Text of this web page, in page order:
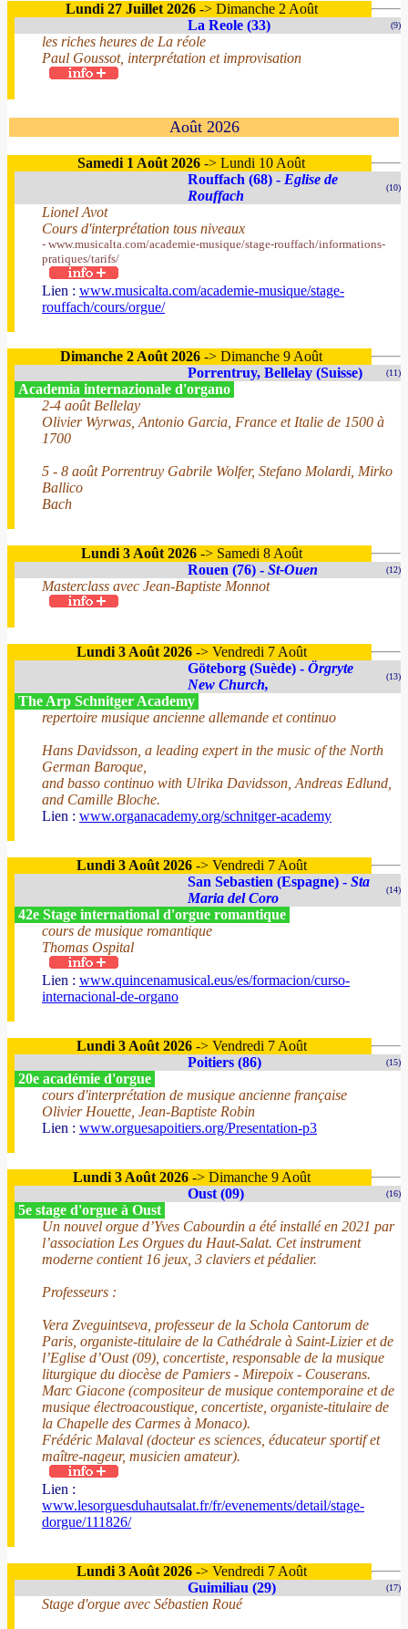
Lundi 27 Juillet 2026-> Dimanche 2 Août
La Reole (33)
(9)
les riches heures de La réole
Paul Goussot, interprétation et improvisation
Août 2026
Samedi 1 Août 2026 -> Lundi 10 Août
Rouffach (68) - Eglise de
Rouffach
(10)
Lionel Avot
Cours d'interprétation tous niveaux
- www.musicalta.com/academie-musique/stage-rouffach/informations-
pratiques/tarifs/
Lien : www.musicalta.com/academie-musique/stage-
rouffach/cours/orgue/
Dimanche 2 Août 2026 -> Dimanche 9 Août
Porrentruy, Bellelay (Suisse)
(11)
Academia internazionale d'organo
2-4 août Bellelay
Olivier Wyrwas, Antonio Garcia, France et Italie de 1500 à
1700
5 - 8 août Porrentruy Gabrile Wolfer, Stefano Molardi, Mirko
Ballico
Bach
Lundi 3 Août 2026-> Samedi 8 Août
Rouen (76) - St-Ouen (12)
Masterclass avec Jean-Baptiste Monnot
Lundi 3 Août 2026-> Vendredi 7 Août
Göteborg (Suède) - Örgryte
New Church,
(13)
The Arp Schnitger Academy
repertoire musique ancienne allemande et continuo
Hans Davidsson, a leading expert in the music of the North
German Baroque,
and basso continuo with Ulrika Davidsson, Andreas Edlund,
and Camille Bloche.
Lien : www.organacademy.org/schnitger-academy
Lundi 3 Août 2026-> Vendredi 7 Août
San Sebastien (Espagne) - Sta
Maria del Coro
(14)
42e Stage international d'orgue romantique
cours de musique romantique
Thomas Ospital
Lien : www.quincenamusical.eus/es/formacion/curso-
internacional-de-organo
Lundi 3 Août 2026-> Vendredi 7 Août
Poitiers (86)
(15)
20e académie d'orgue
cours d'interprétation de musique ancienne française
Olivier Houette, Jean-Baptiste Robin
Lien : www.orguesapoitiers.org/Presentation-p3
Lundi 3 Août 2026-> Dimanche 9 Août
Oust (09)
(16)
5e stage d'orgue à Oust
Un nouvel orgue d’Yves Cabourdin a été installé en 2021 par
l’association Les Orgues du Haut-Salat. Cet instrument
moderne contient 16 jeux, 3 claviers et pédalier.
Professeurs :
Vera Zveguintseva, professeur de la Schola Cantorum de
Paris, organiste-titulaire de la Cathédrale à Saint-Lizier et de
l’Eglise d’Oust (09), concertiste, responsable de la musique
liturgique du diocèse de Pamiers - Mirepoix - Couserans.
Marc Giacone (compositeur de musique contemporaine et de
musique électroacoustique, concertiste, organiste-titulaire de
la Chapelle des Carmes à Monaco).
Frédéric Malaval (docteur es sciences, éducateur sportif et
maître-nageur, musicien amateur).
Lien :
www.lesorguesduhautsalat.fr/fr/evenements/detail/stage-
dorgue/111826/
Lundi 3 Août 2026-> Vendredi 7 Août
Guimiliau (29)
(17)
Stage d'orgue avec Sébastien Roué